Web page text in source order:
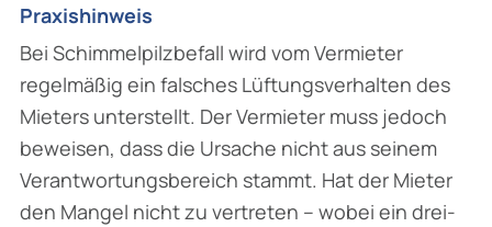
Praxishinweis
Bei Schimmelpilzbefall wird vom Vermieter
regelmäßig ein falsches Lüftungsverhalten des
Mieters unterstellt. Der Vermieter muss jedoch
beweisen, dass die Ursache nicht aus seinem
Verantwortungsbereich stammt. Hat der Mieter
den Mangel nicht zu vertreten – wobei ein drei-